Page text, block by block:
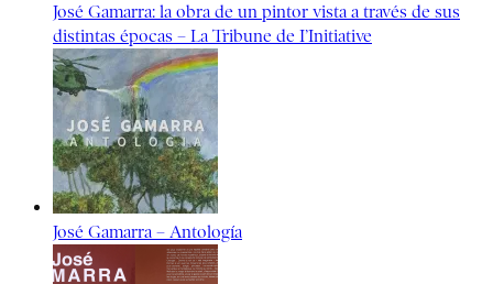
José Gamarra: la obra de un pintor vista a través de sus
distintas épocas – La Tribune de I’Initiative
José Gamarra – Antología